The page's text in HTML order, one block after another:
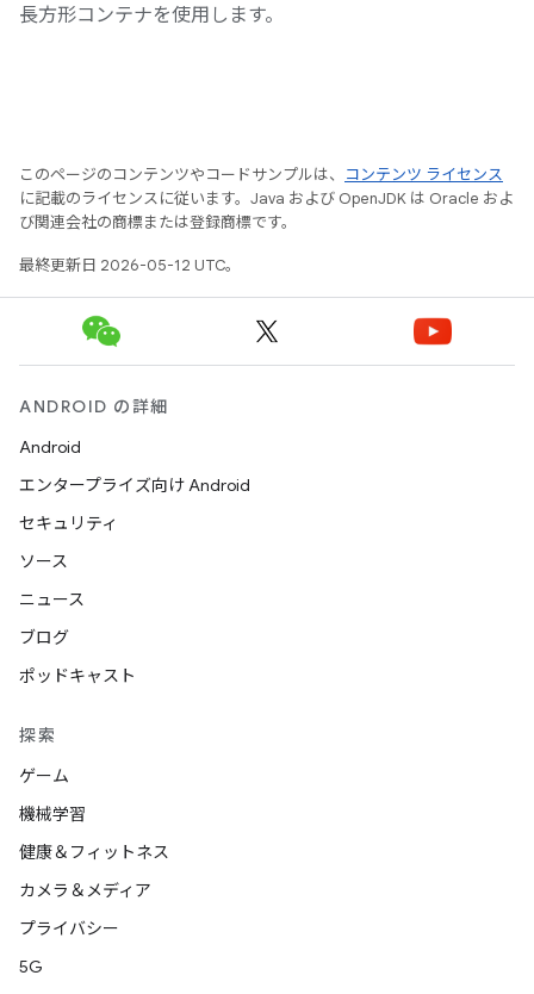
長方形コンテナを使用します。
このページのコンテンツやコードサンプルは、
コンテンツ ライセンス
に記載のライセンスに従います。Java および OpenJDK は Oracle およ
び関連会社の商標または登録商標です。
最終更新日 2026-05-12 UTC。
ANDROID の詳細
Android
エンタープライズ向け Android
セキュリティ
ソース
ニュース
ブログ
ポッドキャスト
探索
ゲーム
機械学習
健康＆フィットネス
カメラ＆メディア
プライバシー
5G